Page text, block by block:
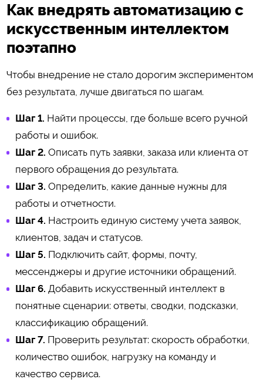
Как внедрять автоматизацию с
искусственным интеллектом
поэтапно
Чтобы внедрение не стало дорогим экспериментом
без результата, лучше двигаться по шагам.
Шаг 1. Найти процессы, где больше всего ручной
работы и ошибок.
Шаг 2. Описать путь заявки, заказа или клиента от
первого обращения до результата.
Шаг 3. Определить, какие данные нужны для
работы и отчетности.
Шаг 4. Настроить единую систему учета заявок,
клиентов, задач и статусов.
Шаг 5. Подключить сайт, формы, почту,
мессенджеры и другие источники обращений.
Шаг 6. Добавить искусственный интеллект в
понятные сценарии: ответы, сводки, подсказки,
классификацию обращений.
Шаг 7. Проверить результат: скорость обработки,
количество ошибок, нагрузку на команду и
качество сервиса.